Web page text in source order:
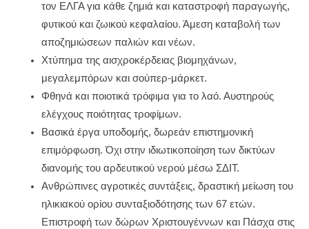
τον ΕΛΓΑ για κάθε ζημιά και καταστροφή παραγωγής,
φυτικού και ζωικού κεφαλαίου. Άμεση καταβολή των
αποζημιώσεων παλιών και νέων.
Χτύπημα της αισχροκέρδειας βιομηχάνων,
μεγαλεμπόρων και σούπερ-μάρκετ.
Φθηνά και ποιοτικά τρόφιμα για το λαό. Αυστηρούς
ελέγχους ποιότητας τροφίμων.
Βασικά έργα υποδομής, δωρεάν επιστημονική
επιμόρφωση. Όχι στην ιδιωτικοποίηση των δικτύων
διανομής του αρδευτικού νερού μέσω ΣΔΙΤ.
Ανθρώπινες αγροτικές συντάξεις, δραστική μείωση του
ηλικιακού ορίου συνταξιοδότησης των 67 ετών.
Επιστροφή των δώρων Χριστουγέννων και Πάσχα στις